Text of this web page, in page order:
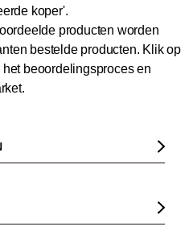
koper'.
producten worden
bestelde producten. Klik op
beoordelingsproces en